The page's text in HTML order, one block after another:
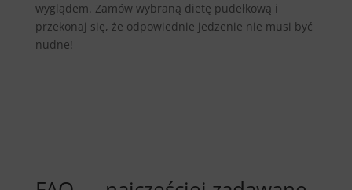
wyglądem. Zamów wybraną dietę pudełkową i
przekonaj się, że odpowiednie jedzenie nie musi być
nudne!